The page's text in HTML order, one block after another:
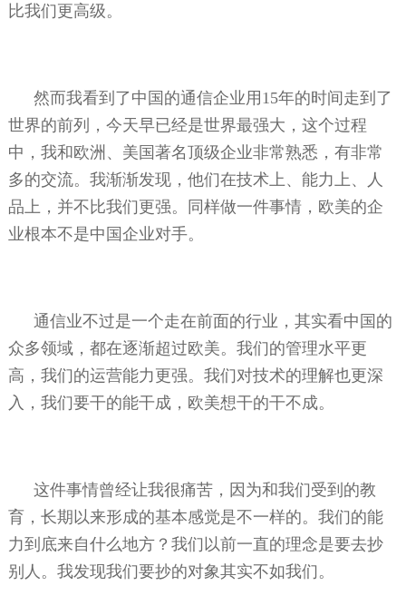
比我们更高级。
然而我看到了中国的通信企业用 15年的时间走到了
世界的前列，今天早已经是世界最强大，这个过程
中，我和欧洲、美国著名顶级企业非常熟悉，有非常
多的交流。我渐渐发现，他们在技术上、能力上、人
品上，并不比我们更强。同样做一件事情，欧美的企
业根本不是中国企业对手。
通信业不过是一个走在前面的行业，其实看中国的
众多领域，都在逐渐超过欧美。我们的管理水平更
高，我们的运营能力更强。我们对技术的理解也更深
入，我们要干的能干成，欧美想干的干不成。
这件事情曾经让我很痛苦，因为和我们受到的教
育，长期以来形成的基本感觉是不一样的。我们的能
力到底来自什么地方？我们以前一直的理念是要去抄
别人。我发现我们要抄的对象其实不如我们。